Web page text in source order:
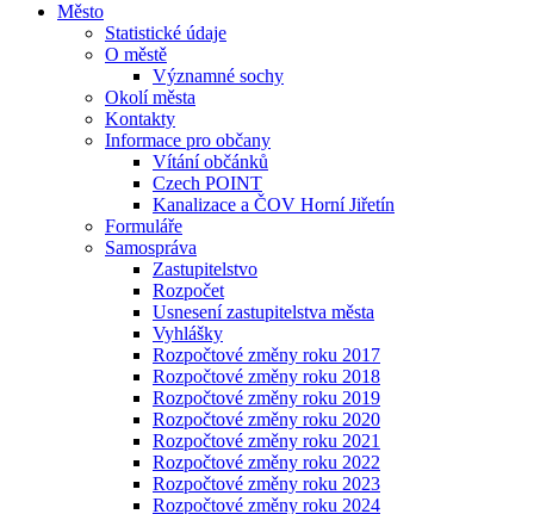
Město
Statistické údaje
O městě
Významné sochy
Okolí města
Kontakty
Informace pro občany
Vítání občánků
Czech POINT
Kanalizace a ČOV Horní Jiřetín
Formuláře
Samospráva
Zastupitelstvo
Rozpočet
Usnesení zastupitelstva města
Vyhlášky
Rozpočtové změny roku 2017
Rozpočtové změny roku 2018
Rozpočtové změny roku 2019
Rozpočtové změny roku 2020
Rozpočtové změny roku 2021
Rozpočtové změny roku 2022
Rozpočtové změny roku 2023
Rozpočtové změny roku 2024